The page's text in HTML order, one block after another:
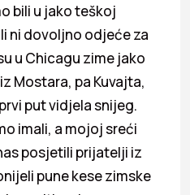
bili u jako teškoj
ni dovoljno odjeće za
u Chicagu zime jako
Mostara, pa Kuvajta,
put vidjela snijeg.
imali, a mojoj sreći
posjetili prijatelji iz
pune kese zimske